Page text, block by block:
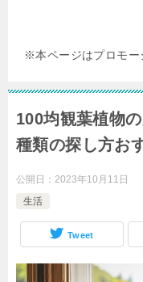
※本ページはプロモー
100均観葉植物
種類の探し方お
公開日： 2023年10月11日
生活
Tweet